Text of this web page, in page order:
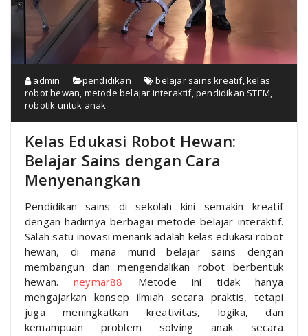
admin pendidikan belajar sains kreatif,kelas
robot hewan metode belajar interaktif,pendidikan STEM
robotik untuk anak
Kelas Edukasi Robot Hewan:
Belajar Sains dengan Cara
Menyenangkan
Pendidikan sains di sekolah kini semakin kreatif
dengan hadirnya berbagai metode belajar interaktif.
Salah satu inovasi menarik adalah kelas edukasi robot
hewan, di mana murid belajar sains dengan
membangun dan mengendalikan robot berbentuk
hewan.neymar88 Metode ini tidak hanya
mengajarkan konsep ilmiah secara praktis, tetapi
juga meningkatkan kreativitas, logika, dan
kemampuan problem solving anak secara